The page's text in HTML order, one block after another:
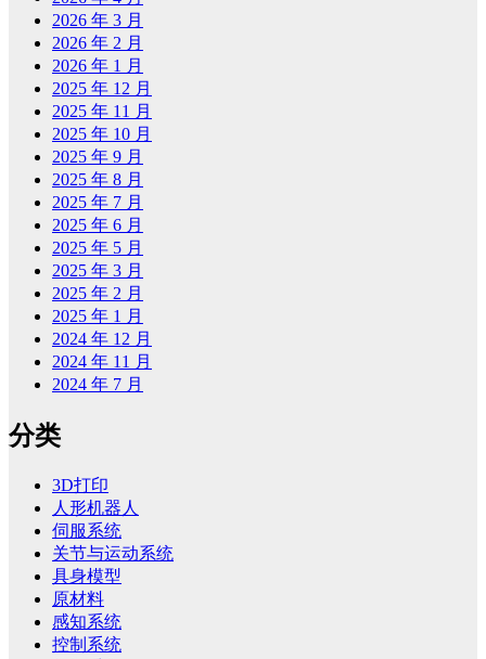
2026 年 3 月
2026 年 2 月
2026 年 1 月
2025 年 12 月
2025 年 11 月
2025 年 10 月
2025 年 9 月
2025 年 8 月
2025 年 7 月
2025 年 6 月
2025 年 5 月
2025 年 3 月
2025 年 2 月
2025 年 1 月
2024 年 12 月
2024 年 11 月
2024 年 7 月
分类
3D打印
人形机器人
伺服系统
关节与运动系统
具身模型
原材料
感知系统
控制系统